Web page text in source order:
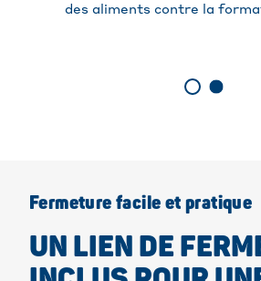
des aliments contre la
Fermeture facile et pratique
UN LIEN DE